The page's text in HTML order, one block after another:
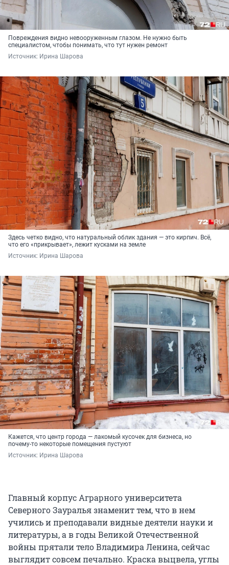
Повреждения видно невооруженным глазом. Не нужно быть
специалистом, чтобы понимать, что тут нужен ремонт
Источник: Ирина Шарова
Здесь четко видно, что натуральный облик здания — это кирпич. Всё,
что его «прикрывает», лежит кусками на земле
Источник: Ирина Шарова
Кажется, что центр города — лакомый кусочек для бизнеса, но
почему-то некоторые помещения пустуют
Источник: Ирина Шарова
Главный корпус Аграрного университета
Северного Зауралья знаменит тем, что в нем
учились и преподавали видные деятели науки и
литературы, а в годы Великой Отечественной
войны прятали тело Владимира Ленина, сейчас
выглядит совсем печально. Краска выцвела, углы